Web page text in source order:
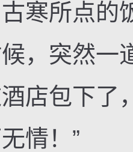
所点的
，突然一
店包下了
情！”